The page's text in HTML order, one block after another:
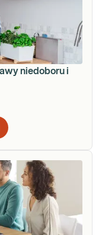
niedoboru i